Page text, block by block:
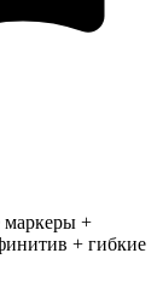
+
+ гибкие